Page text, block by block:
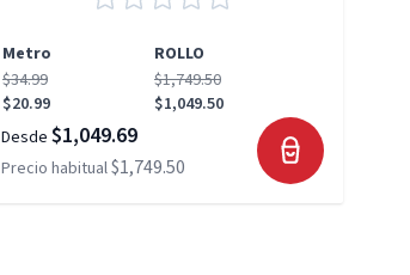
Metro
ROLLO
$34.99
$20.99
$1,749.50
$1,049.50
Desde $1,049.69
Precio habitual$1,749.50